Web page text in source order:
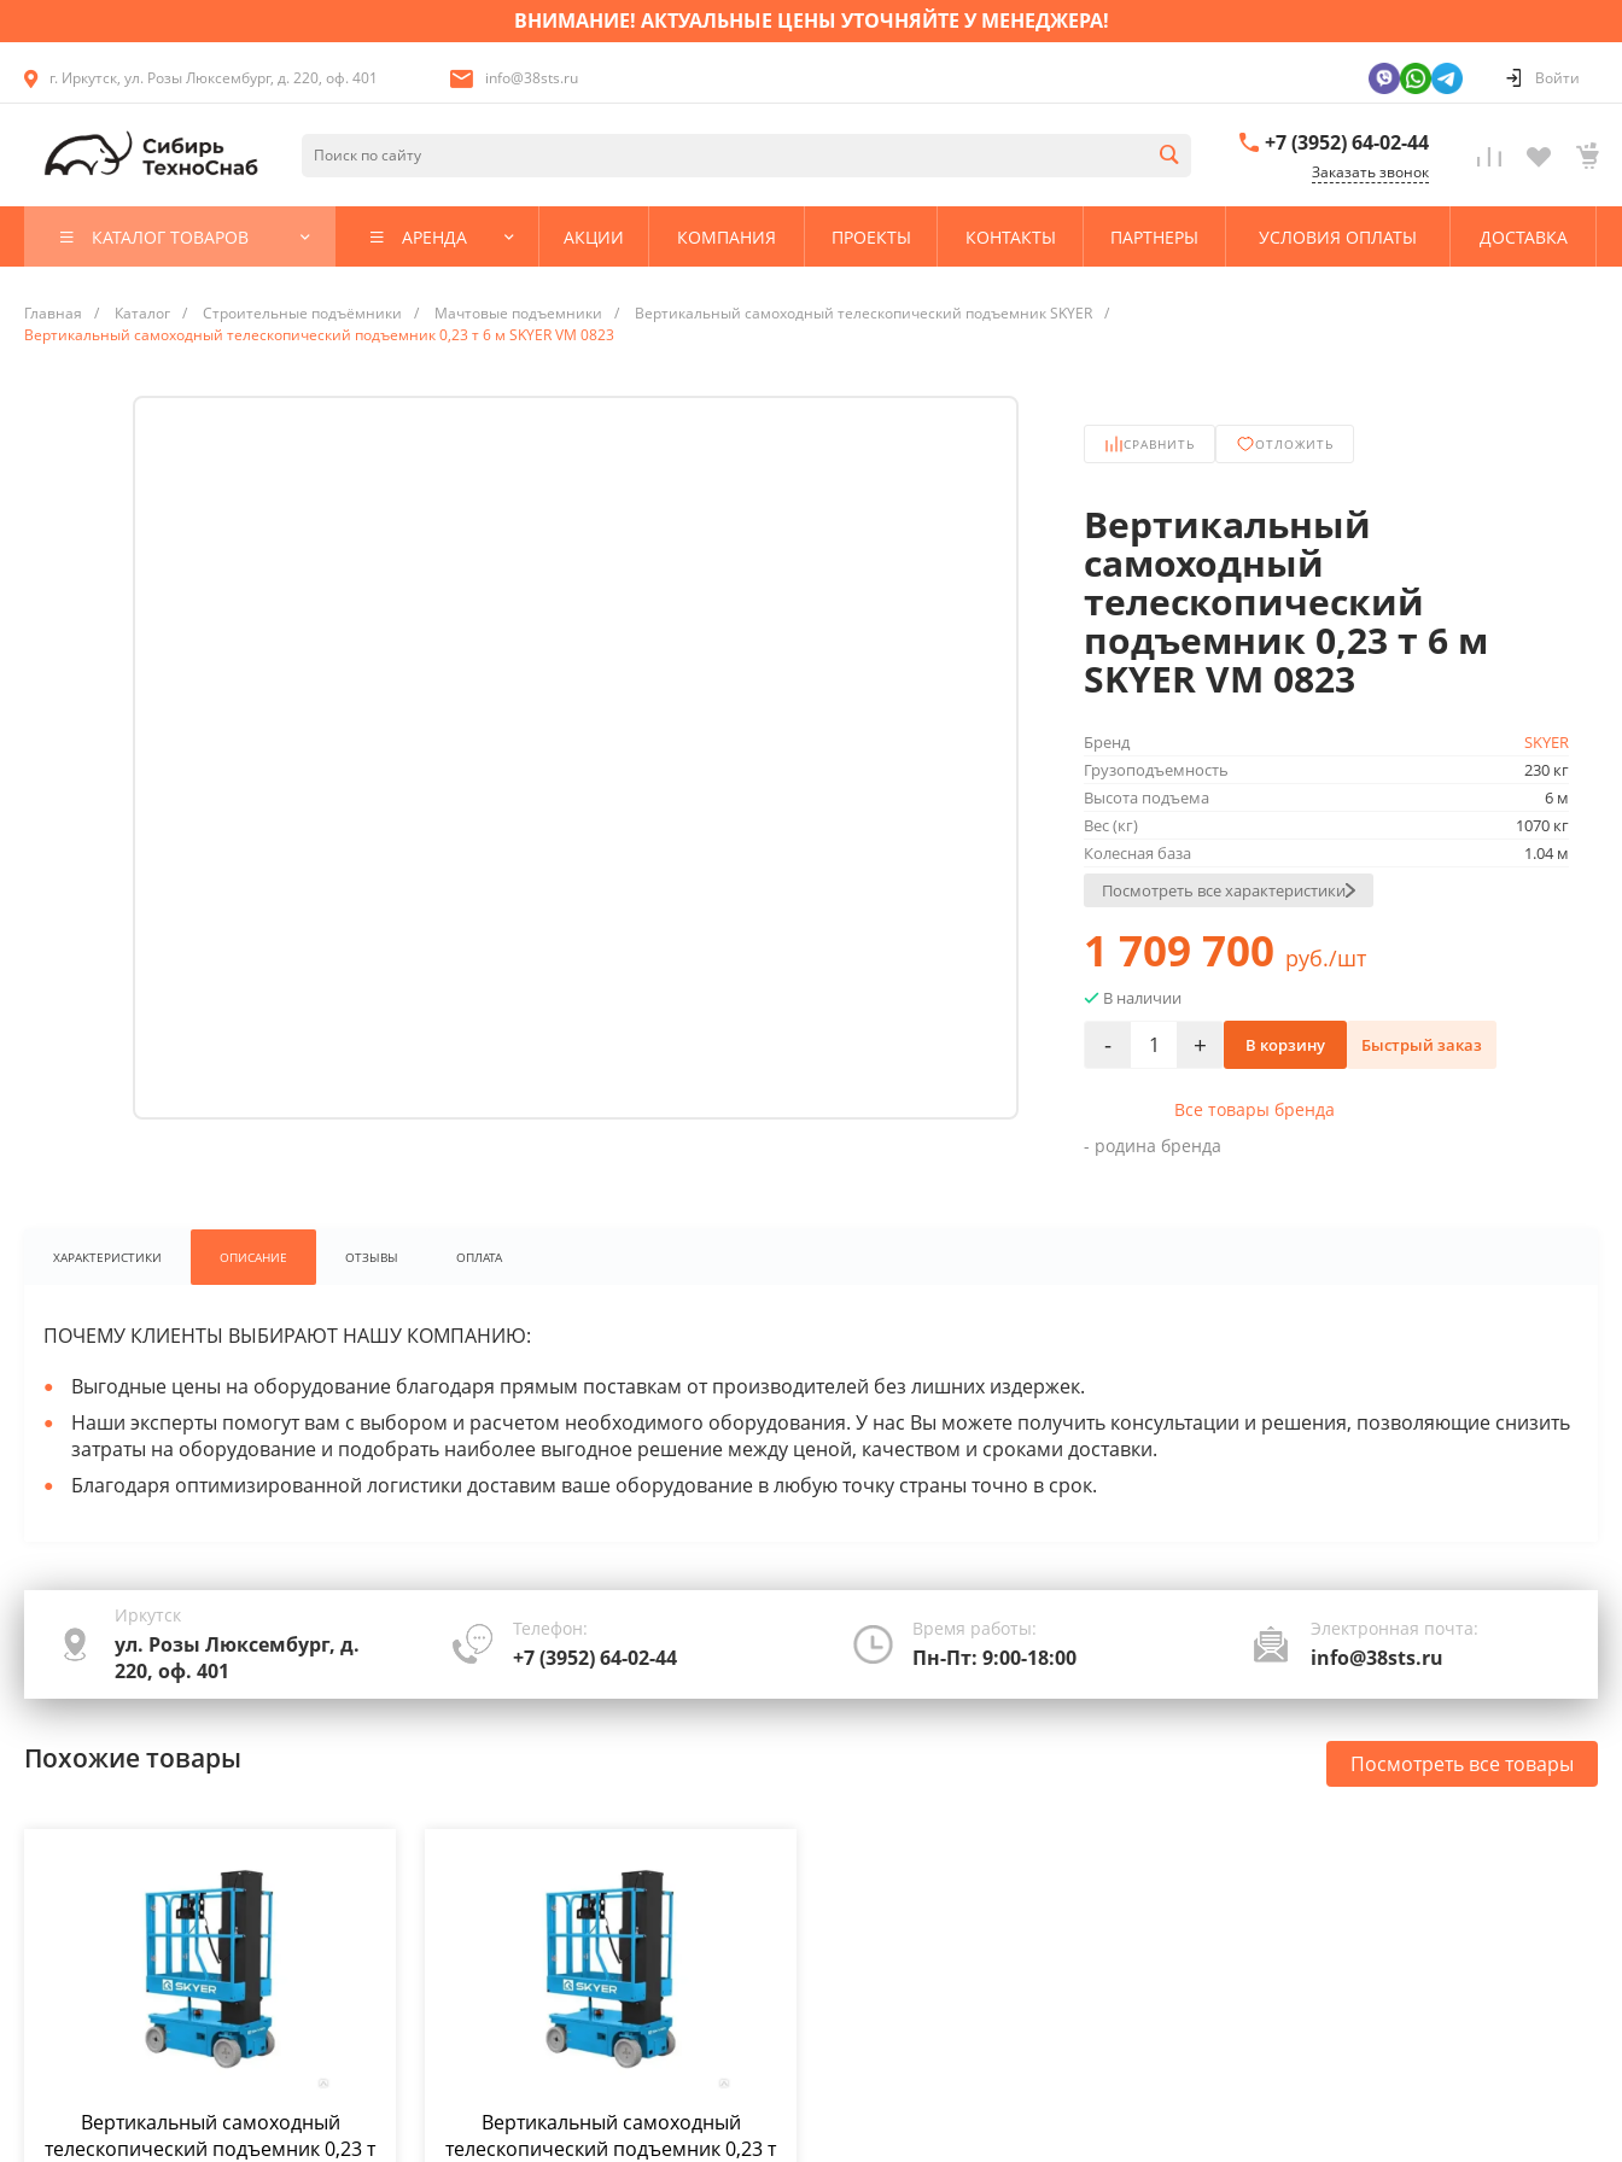
ВНИМАНИЕ! АКТУАЛЬНЫЕ ЦЕНЫ УТОЧНЯЙТЕ У МЕНЕДЖЕРА!
г. Иркутск, ул. Розы Люксембург, д. 220, оф. 401 info@38sts.ru Войти
+7 (3952) 64-02-44
Заказать звонок
КАТАЛОГ ТОВАРОВ АРЕНДА АКЦИИ КОМПАНИЯ ПРОЕКТЫ КОНТАКТЫ ПАРТНЕРЫ УСЛОВИЯ ОПЛАТЫ ДОСТАВКА
Главная / Каталог / Строительные подъёмники / Мачтовые подъемники / Вертикальный самоходный телескопический подъемник SKYER /
Вертикальный самоходный телескопический подъемник 0,23 т 6 м SKYER VM 0823
СРАВНИТЬ ОТЛОЖИТЬ
Вертикальный
самоходный
телескопический
подъемник 0,23 т 6 м
SKYER VM 0823
Бренд
SKYER
Грузоподъемность
230 кг
Высота подъема
6 м
Вес (кг)
1070 кг
Колесная база
1.04 м
Посмотреть все характеристики
1 709 700 руб./шт
В наличии
- + В корзину Быстрый заказ
Все товары бренда
- родина бренда
ХАРАКТЕРИСТИКИ ОПИСАНИЕ ОТЗЫВЫ ОПЛАТА
ПОЧЕМУ КЛИЕНТЫ ВЫБИРАЮТ НАШУ КОМПАНИЮ:
Выгодные цены на оборудование благодаря прямым поставкам от производителей без лишних издержек.
Наши эксперты помогут вам с выбором и расчетом необходимого оборудования. У нас Вы можете получить консультации и решения, позволяющие снизить
затраты на оборудование и подобрать наиболее выгодное решение между ценой, качеством и сроками доставки.
Благодаря оптимизированной логистики доставим ваше оборудование в любую точку страны точно в срок.
Иркутск
ул. Розы Люксембург, д.
220, оф. 401
Телефон:
+7 (3952) 64-02-44
Время работы:
Пн-Пт: 9:00-18:00
Электронная почта:
info@38sts.ru
Похожие товары Посмотреть все товары
Вертикальный самоходный
телескопический подъемник 0,23 т
Вертикальный самоходный
телескопический подъемник 0,23 т